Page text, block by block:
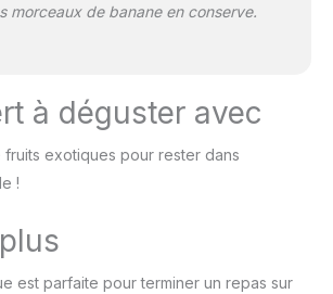
morceaux de banane en conserve.
à déguster avec
exotiques pour rester dans
!
est parfaite pour terminer un repas sur